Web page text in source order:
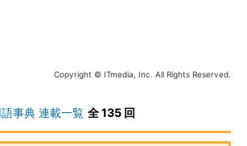
Copyright © ITmedia, Inc. All Rights Reserved.
事典 連載一覧 全 135 回